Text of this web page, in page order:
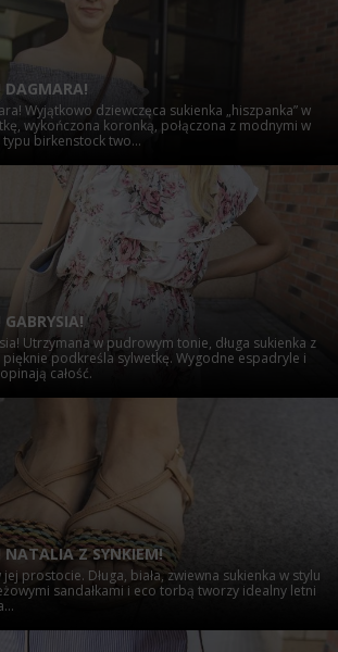
Wyjątkowo dziewczęca sukienka „hiszpanka” w
wykończona koronką, połączona z modnymi w
birkenstock two...
Utrzymana w pudrowym tonie, długa sukienka z
podkreśla sylwetkę. Wygodne espadryle i
całość.
Z SYNKIEM!
jej prostocie. Długa, biała, zwiewna sukienka w stylu
sandałkami i eco torbą tworzy idealny letni